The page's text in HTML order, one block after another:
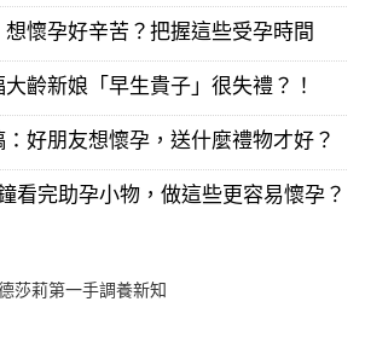
想懷孕好辛苦？把握這些受孕時間
大齡新娘「早生貴子」很失禮？！
：好朋友想懷孕，送什麼禮物才好？
看完助孕小物，做這些更容易懷孕？
莎莉第一手調養新知